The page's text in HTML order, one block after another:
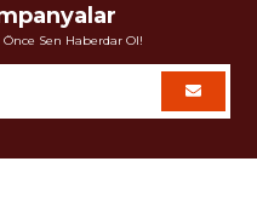
Önce Sen Haberdar Ol!